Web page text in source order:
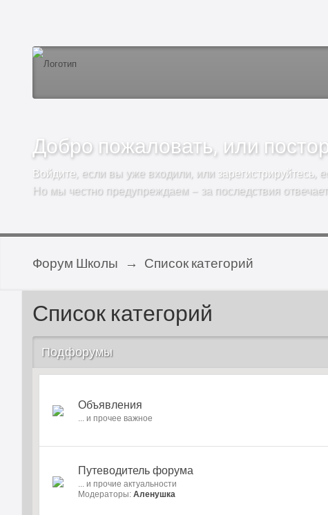
Добро пожаловать, или
Войдите, если вы уже входили, или зарегистрируйтесь,
Но мы честно предупреждаем – за последствия
Форум Школы → Список категорий
Список категорий
Подфорумы
Объявления
... и прочее важное
Путеводитель форума
... и прочие актуальности
Модераторы:Аленушка